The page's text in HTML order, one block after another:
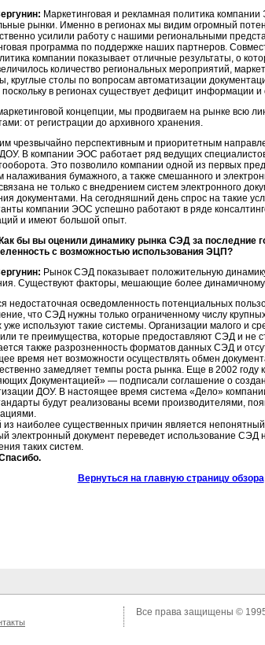
Маркетинговая и рекламная политика
рынки. Именно в регионах мы видим огромный
усилили работу с нашими региональными
программа по поддержке наших партнеров.
компании показывает отличные результаты, о
количество региональных мероприятий,
круглые столы по вопросам автоматизации
поскольку в регионах существует дефицит информации и
концепции, мы продвигаем на рынке всю
от регистрации до архивного хранения.
чрезвычайно перспективным и приоритетным
В компании ЭОС работает ряд ведущих
Это позволило компании одной из первых
налаживания бумажного, а также смешанного и
не только с внедрением систем электронного
документами. На сегодняшний день спрос на такие
компании ЭОС успешно работают в ряде
и имеют большой опыт.
бы вы оценили динамику рынка СЭД за последние
с возможностью использования ЭЦП?
Рынок СЭД показывает положительную
Существуют факторы, мешающие более динамичному
недостаточная осведомленность потенциальных
что СЭД нужны только ограниченному числу
уже используют такие системы. Организации малого и
те преимущества, которые предоставляют СЭД и не
также разрозненность форматов данных СЭД и
время нет возможности осуществлять обмен
замедляет темпы роста рынка. Еще в 2002
Документацией» — подписали соглашение о
ДОУ. В настоящее время система «Дело»
будут реализованы всеми производителями,
из наиболее существенных причин является
электронный документ переведет использование СЭД
таких систем.
Вернуться на главную страницу обзора
Все права защищены ©